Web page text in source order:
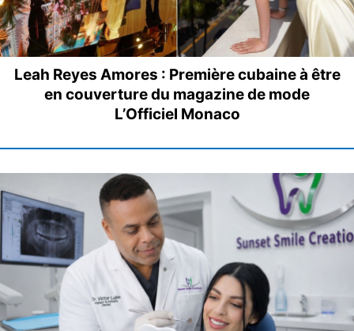
Leah Reyes Amores : Première cubaine à être
en couverture du magazine de mode
L’Officiel Monaco